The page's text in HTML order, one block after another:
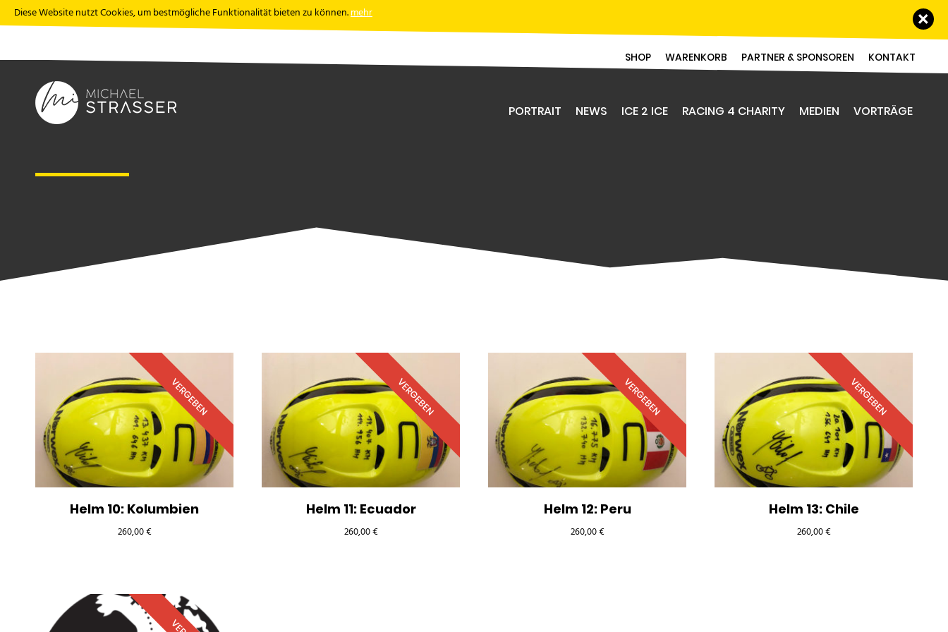
Diese Website nutzt Cookies, um bestmögliche Funktionalität bieten zu können.mehr
SHOP WARENKORB PARTNER & SPONSOREN KONTAKT
PORTRAIT NEWS ICE 2 ICE RACING 4 CHARITY MEDIEN VORTRÄGE
VERGEBEN
Helm 10: Kolumbien
260,00€
VERGEBEN
Helm 11: Ecuador
260,00€
VERGEBEN
Helm 12: Peru
260,00€
VERGEBEN
Helm 13: Chile
260,00€